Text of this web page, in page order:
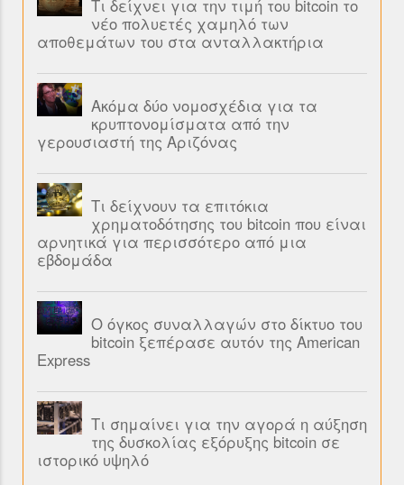
Τι δείχνει για την τιμή του bitcoin το
νέο πολυετές χαμηλό των
αποθεμάτων του στα ανταλλακτήρια
Ακόμα δύο νομοσχέδια για τα
κρυπτονομίσματα από την
γερουσιαστή της Αριζόνας
Τι δείχνουν τα επιτόκια
χρηματοδότησης του bitcoin που είναι
αρνητικά για περισσότερο από μια
εβδομάδα
Ο όγκος συναλλαγών στο δίκτυο του
bitcoin ξεπέρασε αυτόν της American
Express
Τι σημαίνει για την αγορά η αύξηση
της δυσκολίας εξόρυξης bitcoin σε
ιστορικό υψηλό